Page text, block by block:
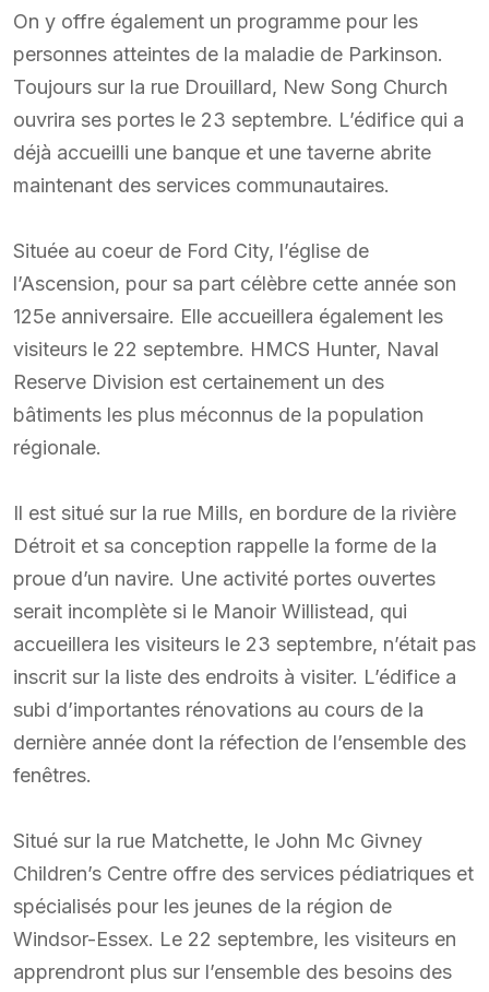
On y offre également un programme pour les
personnes atteintes de la maladie de Parkinson.
Toujours sur la rue Drouillard, New Song Church
ouvrira ses portes le 23 septembre. L’édifice qui a
déjà accueilli une banque et une taverne abrite
maintenant des services communautaires.
Située au coeur de Ford City, l’église de
l’Ascension, pour sa part célèbre cette année son
125e anniversaire. Elle accueillera également les
visiteurs le 22 septembre. HMCS Hunter, Naval
Reserve Division est certainement un des
bâtiments les plus méconnus de la population
régionale.
Il est situé sur la rue Mills, en bordure de la rivière
Détroit et sa conception rappelle la forme de la
proue d’un navire. Une activité portes ouvertes
serait incomplète si le Manoir Willistead, qui
accueillera les visiteurs le 23 septembre, n’était pas
inscrit sur la liste des endroits à visiter. L’édifice a
subi d’importantes rénovations au cours de la
dernière année dont la réfection de l’ensemble des
fenêtres.
Situé sur la rue Matchette, le John Mc Givney
Children’s Centre offre des services pédiatriques et
spécialisés pour les jeunes de la région de
Windsor-Essex. Le 22 septembre, les visiteurs en
apprendront plus sur l’ensemble des besoins des